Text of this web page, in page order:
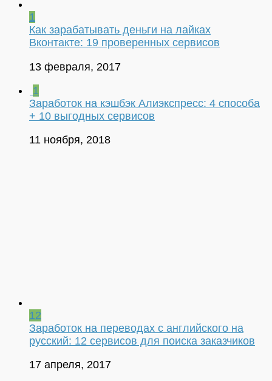
1
Как зарабатывать деньги на лайках
Вконтакте: 19 проверенных сервисов
13 февраля, 2017
1
Заработок на кэшбэк Алиэкспресс: 4 способа
+ 10 выгодных сервисов
11 ноября, 2018
12
Заработок на переводах с английского на
русский: 12 сервисов для поиска заказчиков
17 апреля, 2017